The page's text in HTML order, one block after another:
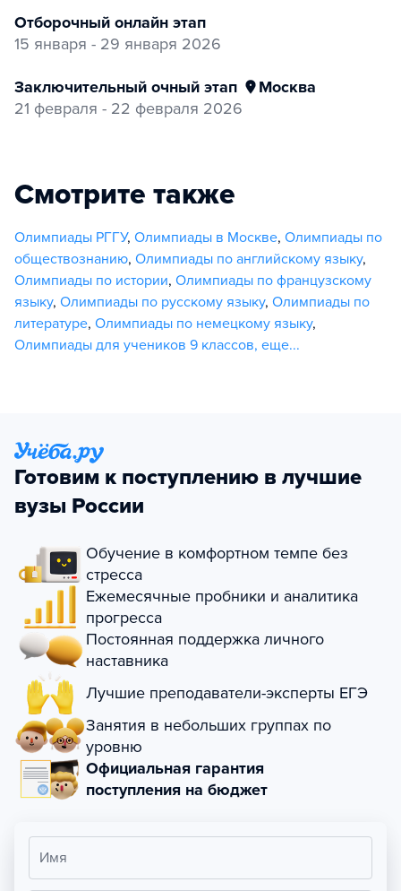
отборочный онлайн этап
15 января - 29 января 2026
заключительный очный этап
Москва
21 февраля - 22 февраля 2026
Смотрите также
Олимпиады РГГУ, Олимпиады в Москве, Олимпиады по
обществознанию, Олимпиады по английскому языку,
Олимпиады по истории, Олимпиады по французскому
языку, Олимпиады по русскому языку, Олимпиады по
литературе, Олимпиады по немецкому языку,
Олимпиады для учеников 9 классов, еще...
Готовим к поступлению в лучшие
вузы России
Обучение в комфортном темпе без
стресса
Ежемесячные пробники и аналитика
прогресса
Постоянная поддержка личного
наставника
Лучшие преподаватели-эксперты ЕГЭ
Занятия в небольших группах по
уровню
Официальная гарантия
поступления на бюджет
Имя